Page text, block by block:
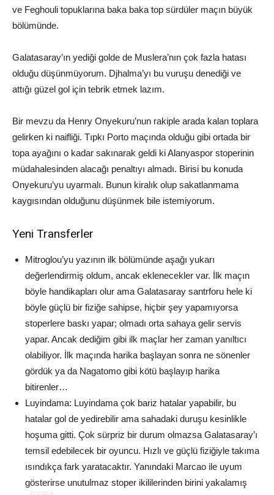
ve Feghouli topuklarına baka baka top sürdüler maçın büyük
bölümünde.
Galatasaray’ın yediği golde de Muslera’nın çok fazla hatası
olduğu düşünmüyorum. Djhalma’yı bu vuruşu denediği ve
attığı güzel gol için tebrik etmek lazım.
Bir mevzu da Henry Onyekuru’nun rakiple arada kalan toplara
gelirken ki naifliği. Tıpkı Porto maçında olduğu gibi ortada bir
topa ayağını o kadar sakınarak geldi ki Alanyaspor stoperinin
müdahalesinden alacağı penaltıyı almadı. Birisi bu konuda
Onyekuru’yu uyarmalı. Bunun kiralık olup sakatlanmama
kaygısından olduğunu düşünmek bile istemiyorum.
Yeni Transferler
Mitroglou’yu yazının ilk bölümünde aşağı yukarı
değerlendirmiş oldum, ancak eklenecekler var. İlk maçın
böyle handikapları olur ama Galatasaray santrforu hele ki
böyle güçlü bir fiziğe sahipse, hiçbir şey yapamıyorsa
stoperlere baskı yapar; olmadı orta sahaya gelir servis
yapar. Ancak dediğim gibi ilk maçlar her zaman yanıltıcı
olabiliyor. İlk maçında harika başlayan sonra ne sönenler
gördük ya da Nagatomo gibi kötü başlayıp harika
bitirenler…
Luyindama: Luyindama çok bariz hatalar yapabilir, bu
hatalar gol de yedirebilir ama sahadaki duruşu kesinlikle
hoşuma gitti. Çok sürpriz bir durum olmazsa Galatasaray’ı
temsil edebilecek bir oyuncu. Hızlı ve güçlü fiziğiyle takıma
ısındıkça fark yaratacaktır. Yanındaki Marcao ile uyum
gösterirse unutulmaz stoper ikililerinden birini yakalamış